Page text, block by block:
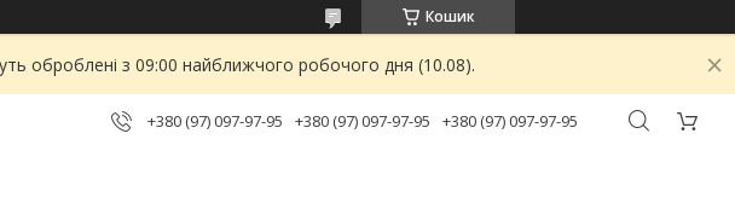
Кошик
оброблені з 09:00 найближчого робочого дня (10.08).
+380 (97) 097-97-95 +380 (97) 097-97-95 +380 (97) 097-97-95